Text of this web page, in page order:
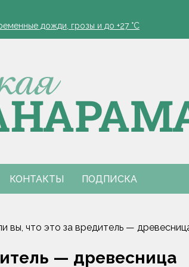
яичных лотков
дожди, грозы и до +27 °С
диетолог
фестиваль "Са спадчынай продкаў -
на олимпиаде по ИИ в Астане
яичных лотков
дожди, грозы и до +27 °С
диетолог
фестиваль "Са спадчынай продкаў -
на олимпиаде по ИИ в Астане
КОНТАКТЫ ПОДПИСКА
вы, что это за вредитель —
— древесница